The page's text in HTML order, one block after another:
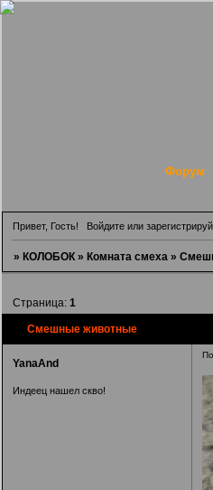
Форум
Привет, Гость! Войдитеили
»КОЛОБОК »Комната смеха »
Смешные животные
Страница:1
YanaAnd
Индеец нашел скво!